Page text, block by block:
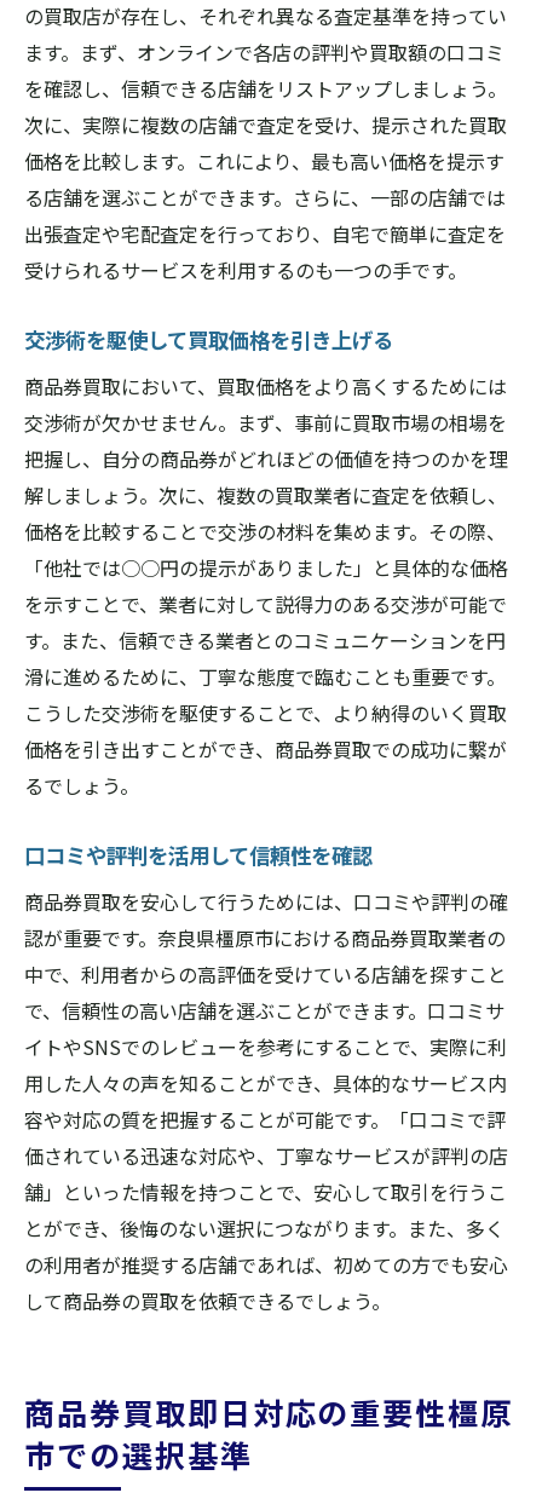
買取金額の支払い方法を確認する
即現金化のメリットを最大限に活用
安心して現金化するためのセキュリティ対
策
満足のいく現金化をするための最終チェッ
ク
奈良県橿原市で商品券買取価格を最大化するた
買取価格を引き上げるための交渉術
時期やタイミングを見極める
高価買取が期待できる商品券の種類
市場動向を反映した買取価格を狙う
買取価格を最大化するための店舗選び
価格比較と条件交渉で得られるメリット
信頼性の高い商品券買取店舗を奈良県橿原市で
選ぶ理由
信頼できる店舗の選択が必要な理由
長期間運営されている店舗のメリット
透明性が確保された買取プロセス
リピーターが多い店舗の特徴
サービスの質が高い店舗を見分ける方法
の買取店が存在し、それぞれ異なる査定基準を持ってい
ます。まず、オンラインで各店の評判や買取額の口コミ
を確認し、信頼できる店舗をリストアップしましょう。
次に、実際に複数の店舗で査定を受け、提示された買取
価格を比較します。これにより、最も高い価格を提示す
る店舗を選ぶことができます。さらに、一部の店舗では
出張査定や宅配査定を行っており、自宅で簡単に査定を
受けられるサービスを利用するのも一つの手です。
交渉術を駆使して買取価格を引き上げる
商品券買取において、買取価格をより高くするためには
交渉術が欠かせません。まず、事前に買取市場の相場を
把握し、自分の商品券がどれほどの価値を持つのかを理
解しましょう。次に、複数の買取業者に査定を依頼し、
価格を比較することで交渉の材料を集めます。その際、
「他社では○○円の提示がありました」と具体的な価格
を示すことで、業者に対して説得力のある交渉が可能で
す。また、信頼できる業者とのコミュニケーションを円
滑に進めるために、丁寧な態度で臨むことも重要です。
こうした交渉術を駆使することで、より納得のいく買取
価格を引き出すことができ、商品券買取での成功に繋が
るでしょう。
口コミや評判を活用して信頼性を確認
商品券買取を安心して行うためには、口コミや評判の確
認が重要です。奈良県橿原市における商品券買取業者の
中で、利用者からの高評価を受けている店舗を探すこと
で、信頼性の高い店舗を選ぶことができます。口コミサ
イトやSNSでのレビューを参考にすることで、実際に利
用した人々の声を知ることができ、具体的なサービス内
容や対応の質を把握することが可能です。「口コミで評
価されている迅速な対応や、丁寧なサービスが評判の店
舗」といった情報を持つことで、安心して取引を行うこ
とができ、後悔のない選択につながります。また、多く
の利用者が推奨する店舗であれば、初めての方でも安心
して商品券の買取を依頼できるでしょう。
商品券買取即日対応の重要性橿原
市での選択基準